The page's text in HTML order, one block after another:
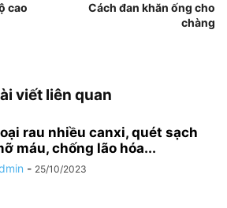
cao
Cách đan khăn ống cho
chàng
viết liên quan
rau nhiều canxi, quét sạch
máu, chống lão hóa...
- 25/10/2023